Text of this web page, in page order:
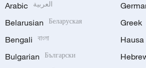
Arabic العربية
Belarusian Беларуская
Bengali বাংলা
Bulgarian Български
Greek
Hausa